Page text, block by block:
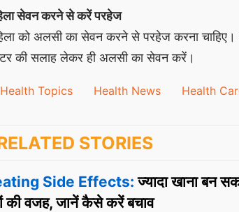
सेवन करने से करें परहेज
को अलसी का सेवन करने से परहेज करना चाहिए।
की सलाह लेकर ही अलसी का सेवन करें।
Health Topics Health News Health
STORIES
Side Effects:ज्यादा खाना बन
की वजह, जानें कैसे करें बचाव